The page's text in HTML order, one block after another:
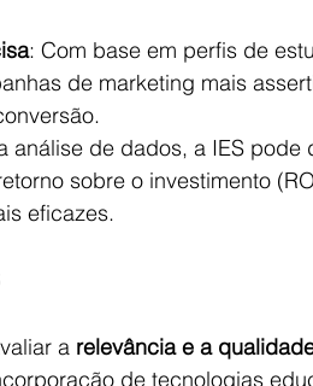
: Com base em perfis de
de marketing mais
análise de dados, a IES pode
sobre o investimento
eficazes.
a relevância e a
de tecnologias